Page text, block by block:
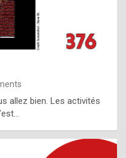
allez bien. Les activités